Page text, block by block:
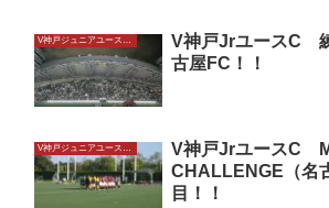
V神戸ジュニアユースU14
V神戸JrユースC
古屋FC！！
V神戸JrユースC
CHALLENGE（名
目！！